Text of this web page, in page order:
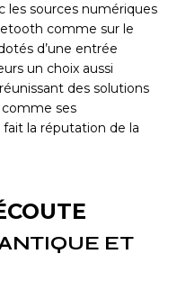
les sources numériques
comme sur le
d’une entrée
un choix aussi
des solutions
ses
la réputation de la
ET